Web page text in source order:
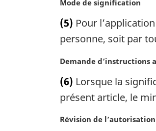
i
a
l
:
N
t
e
m
a
g
i
n
a
Mode de signification
(5) Pour
personne, soit par
N
t
e
m
a
Demande d’instructions
(6) Lorsque la
présent article, le
N
Révision de l’autorisation